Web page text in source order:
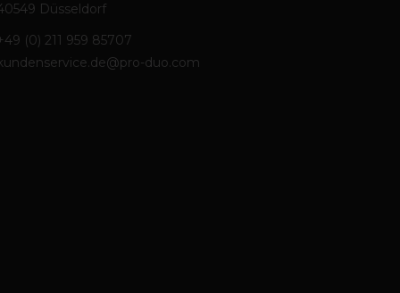
Düsseldorf
(0) 211 959 85707
duo.com